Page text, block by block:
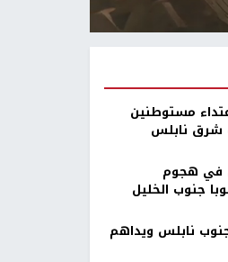
اعتداء مستوطنين
شرق نابلس
في هجوم
جنوب الخليل
جنوب نابلس ويداهم